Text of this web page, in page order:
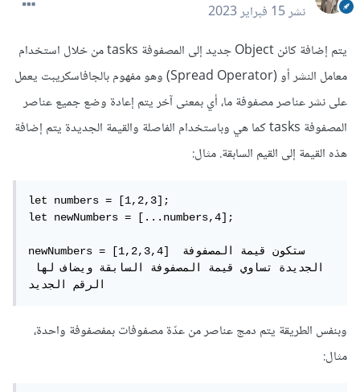
نشر15 فبراير 2023
يتم إضافة كائن Object جديد إلى المصفوفة tasks من خلال استخدام
معامل النشر أو (Spread Operator) وهو مفهوم بالجافاسكريبت يعمل
على نشر عناصر مصفوفة ما، أي بمعنى آخر يتم إعادة وضع جميع عناصر
المصفوفة tasks كما هي وباستخدام الفاصلة والقيمة الجديدة يتم إضافة
هذه القيمة إلى القيم السابقة. مثال:
let numbers = [1,2,3];
let newNumbers = [...numbers,4];
newNumbers = [1,2,3,4] ستكون قيمة المصفوفة
الرقم الجديد
وبنفس الطريقة يتم دمج عناصر من عدّة مصفوفات بمفصفوفة واحدة،
مثال: